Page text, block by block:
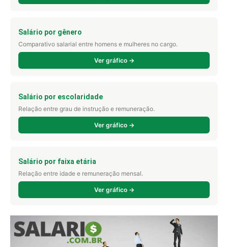
Salário por gênero
Comparativo salarial entre homens e mulheres no cargo.
Ver gráfico →
Salário por escolaridade
Relação entre grau de instrução e remuneração.
Ver gráfico →
Salário por faixa etária
Relação entre idade e remuneração mensal.
Ver gráfico →